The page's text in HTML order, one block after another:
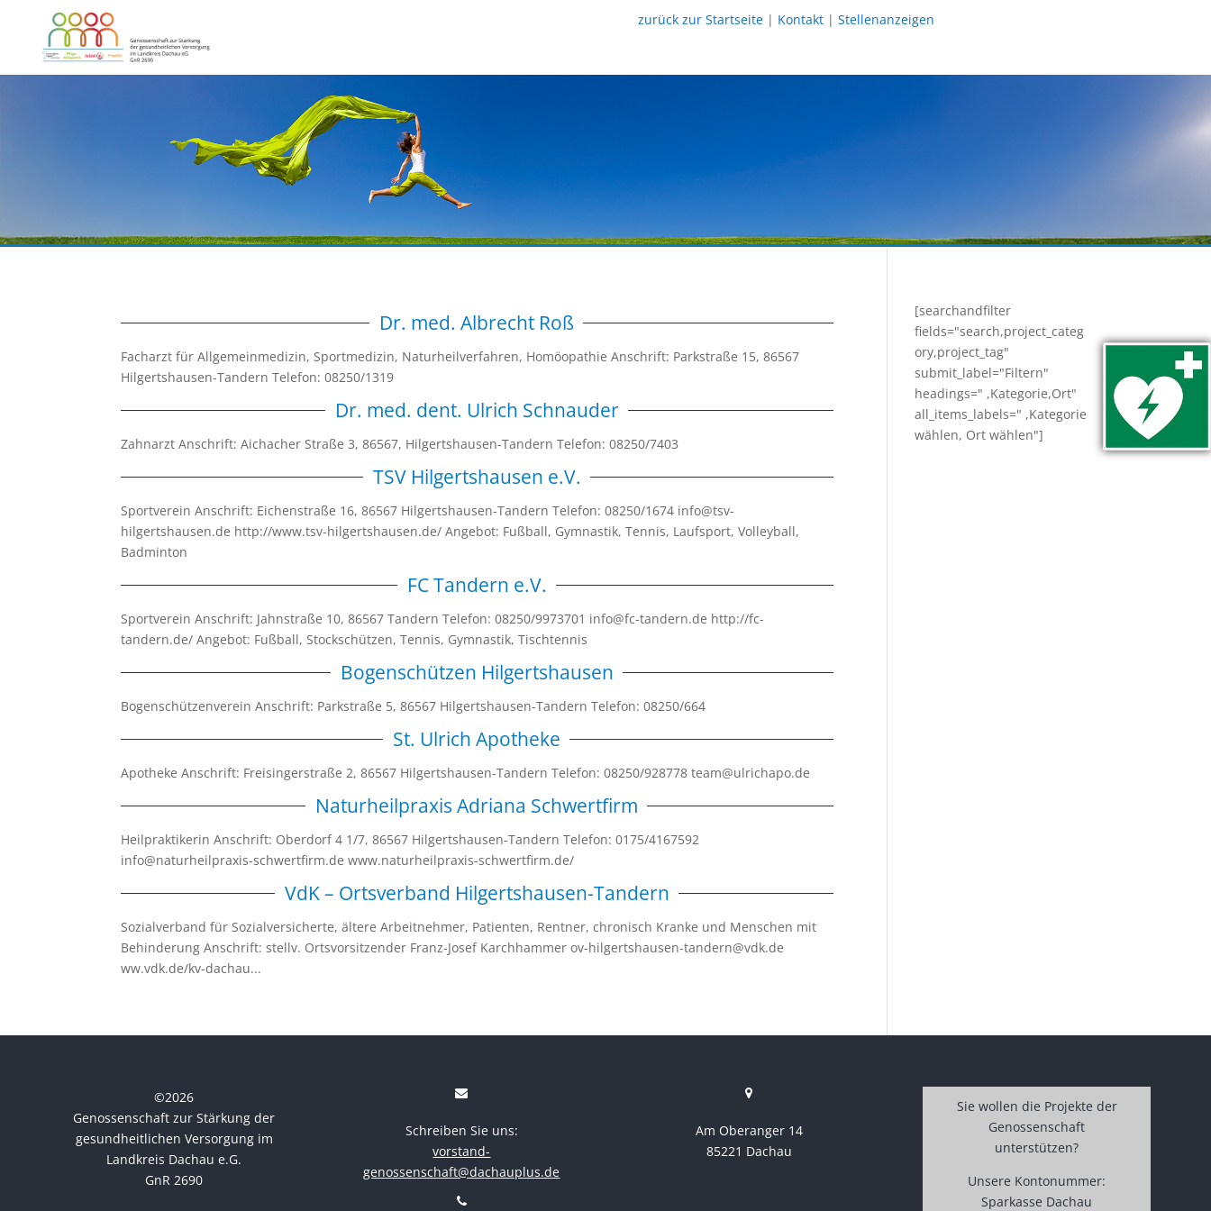
zurück zur Startseite | Kontakt |Stellenanzeigen
Dr. med. Albrecht Roß
Facharzt für Allgemeinmedizin, Sportmedizin, Naturheilverfahren, Homöopathie Anschrift: Parkstraße 15, 86567
Hilgertshausen-Tandern Telefon: 08250/1319
Dr. med. dent. Ulrich Schnauder
Zahnarzt Anschrift: Aichacher Straße 3, 86567, Hilgertshausen-Tandern Telefon: 08250/7403
TSV Hilgertshausen e.V.
Sportverein Anschrift: Eichenstraße 16, 86567 Hilgertshausen-Tandern Telefon: 08250/1674 info@tsv-
hilgertshausen.de http://www.tsv-hilgertshausen.de/ Angebot: Fußball, Gymnastik, Tennis, Laufsport, Volleyball,
Badminton
FC Tandern e.V.
Sportverein Anschrift: Jahnstraße 10, 86567 Tandern Telefon: 08250/9973701 info@fc-tandern.de http://fc-
tandern.de/ Angebot: Fußball, Stockschützen, Tennis, Gymnastik, Tischtennis
Bogenschützen Hilgertshausen
Bogenschützenverein Anschrift: Parkstraße 5, 86567 Hilgertshausen-Tandern Telefon: 08250/664
St. Ulrich Apotheke
Apotheke Anschrift: Freisingerstraße 2, 86567 Hilgertshausen-Tandern Telefon: 08250/928778 team@ulrichapo.de
Naturheilpraxis Adriana Schwertfirm
Heilpraktikerin Anschrift: Oberdorf 4 1/7, 86567 Hilgertshausen-Tandern Telefon: 0175/4167592
info@naturheilpraxis-schwertfirm.de www.naturheilpraxis-schwertfirm.de/
VdK – Ortsverband Hilgertshausen-Tandern
Sozialverband für Sozialversicherte, ältere Arbeitnehmer, Patienten, Rentner, chronisch Kranke und Menschen mit
Behinderung Anschrift: stellv. Ortsvorsitzender Franz-Josef Karchhammer ov-hilgertshausen-tandern@vdk.de
ww.vdk.de/kv-dachau...
[searchandfilter
fields="search,project_categ
ory,project_tag"
submit_label="Filtern"
headings=" ,Kategorie,Ort"
all_items_labels=" ,Kategorie
wählen, Ort wählen"]
©2026
Genossenschaft zur Stärkung der
gesundheitlichen Versorgung im
Landkreis Dachau e.G.
GnR 2690
Schreiben Sie uns:
vorstand-
genossenschaft@dachauplus.de
Am Oberanger 14
85221 Dachau
Sie wollen die Projekte der
Genossenschaft
unterstützen?
Unsere Kontonummer:
Sparkasse Dachau